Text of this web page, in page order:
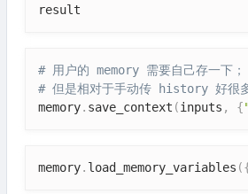
result
# 用户的 memory 需要自己存一下；
# 但是相对于手动传 history 好很多
memory. save_context (inputs , {
memory. load_memory_variables (